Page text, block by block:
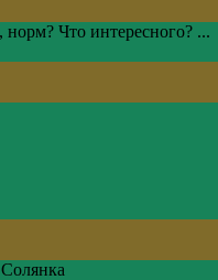
Что интересного? ...